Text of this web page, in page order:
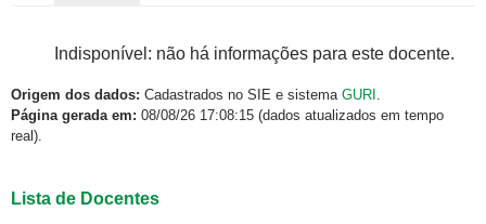
Indisponível: não há informações para este docente.
Origem dos dados: Cadastrados no SIE e sistema GURI .
Página gerada em: 08/08/26 17:08:15 (dados atualizados em tempo
real).
Lista de Docentes